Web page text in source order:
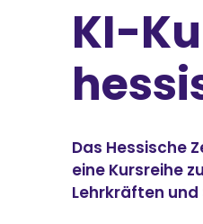
KI-
Das Hessische
eine Kursreihe
Lehrkräften und